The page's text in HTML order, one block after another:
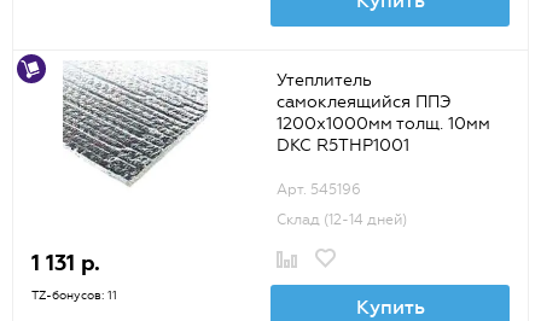
Утеплитель
самоклеящийся ППЭ
1200х1000мм толщ. 10мм
DKC R5THP1001
Арт. 545196
Склад (12-14 дней)
1 131 р.
TZ-бонусов: 11 Купить